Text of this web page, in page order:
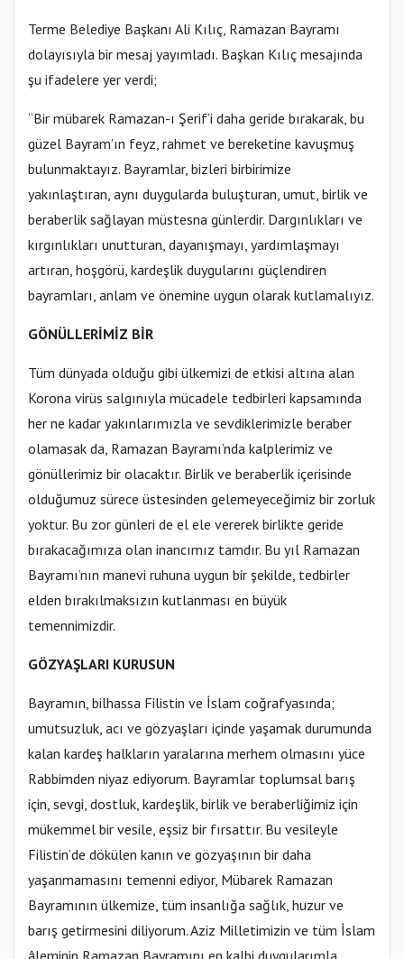
Terme Belediye Başkanı Ali Kılıç, Ramazan Bayramı
dolayısıyla bir mesaj yayımladı. Başkan Kılıç mesajında
şu ifadelere yer verdi;
“Bir mübarek Ramazan-ı Şerif’i daha geride bırakarak, bu
güzel Bayram’ın feyz, rahmet ve bereketine kavuşmuş
bulunmaktayız. Bayramlar, bizleri birbirimize
yakınlaştıran, aynı duygularda buluşturan, umut, birlik ve
beraberlik sağlayan müstesna günlerdir. Dargınlıkları ve
kırgınlıkları unutturan, dayanışmayı, yardımlaşmayı
artıran, hoşgörü, kardeşlik duygularını güçlendiren
bayramları, anlam ve önemine uygun olarak kutlamalıyız.
GÖNÜLLERİMİZ BİR
Tüm dünyada olduğu gibi ülkemizi de etkisi altına alan
Korona virüs salgınıyla mücadele tedbirleri kapsamında
her ne kadar yakınlarımızla ve sevdiklerimizle beraber
olamasak da, Ramazan Bayramı’nda kalplerimiz ve
gönüllerimiz bir olacaktır. Birlik ve beraberlik içerisinde
olduğumuz sürece üstesinden gelemeyeceğimiz bir zorluk
yoktur. Bu zor günleri de el ele vererek birlikte geride
bırakacağımıza olan inancımız tamdır. Bu yıl Ramazan
Bayramı’nın manevi ruhuna uygun bir şekilde, tedbirler
elden bırakılmaksızın kutlanması en büyük
temennimizdir.
GÖZYAŞLARI KURUSUN
Bayramın, bilhassa Filistin ve İslam coğrafyasında;
umutsuzluk, acı ve gözyaşları içinde yaşamak durumunda
kalan kardeş halkların yaralarına merhem olmasını yüce
Rabbimden niyaz ediyorum. Bayramlar toplumsal barış
için, sevgi, dostluk, kardeşlik, birlik ve beraberliğimiz için
mükemmel bir vesile, eşsiz bir fırsattır. Bu vesileyle
Filistin’de dökülen kanın ve gözyaşının bir daha
yaşanmamasını temenni ediyor, Mübarek Ramazan
Bayramının ülkemize, tüm insanlığa sağlık, huzur ve
barış getirmesini diliyorum. Aziz Milletimizin ve tüm İslam